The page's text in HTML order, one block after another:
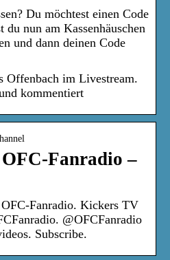
Du möchtest einen Code
du nun am Kassenhäuschen
und dann deinen Code
Offenbach im Livestream.
kommentiert
Fanradio –
Fanradio. Kickers TV
@OFCFanradio
Subscribe.